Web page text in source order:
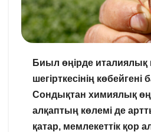
Биыл өңірде италиялық
шегірткесінің көбейгені
Сондықтан химиялық
алқаптың көлемі де
қатар, мемлекеттік қор